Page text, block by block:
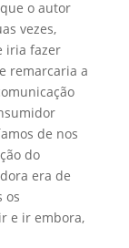
o autor
vezes,
iria fazer
remarcaria a
de nos
do
era de
os
e ir embora,